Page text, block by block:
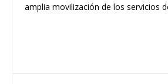
amplia movilización de los servicios